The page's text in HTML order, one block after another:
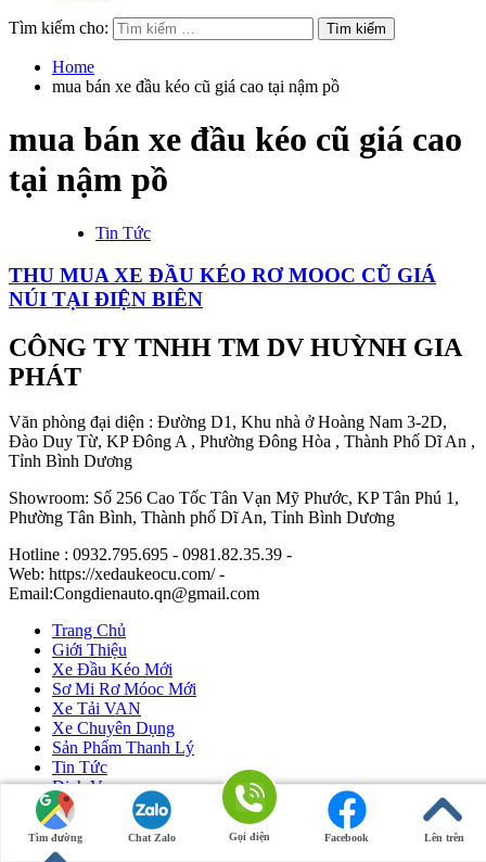
Tìm kiếm cho:
Home
mua bán xe đầu kéo cũ giá cao tại nậm pồ
mua bán xe đầu kéo cũ giá cao
tại nậm pồ
Tin Tức
THU MUA XE ĐẦU KÉO RƠ MOOC CŨ GIÁ
NÚI TẠI ĐIỆN BIÊN
CÔNG TY TNHH TM DV HUỲNH GIA
PHÁT
Văn phòng đại diện : Đường D1, Khu nhà ở Hoàng Nam 3-2D,
Đào Duy Từ, KP Đông A , Phường Đông Hòa , Thành Phố Dĩ An ,
Tỉnh Bình Dương
Showroom: Số 256 Cao Tốc Tân Vạn Mỹ Phước, KP Tân Phú 1,
Phường Tân Bình, Thành phố Dĩ An, Tỉnh Bình Dương
Hotline : 0932.795.695 - 0981.82.35.39 -
Web: https://xedaukeocu.com/ -
Email:Congdienauto.qn@gmail.com
Tìm đường Chat Zalo Gọi điện Facebook Lên trên
Trang Chủ
Giới Thiệu
Xe Đầu Kéo Mới
Sơ Mi Rơ Móoc Mới
Xe Tải VAN
Xe Chuyên Dụng
Sản Phẩm Thanh Lý
Tin Tức
Dịch Vụ
Liên Hệ
Ô Tô Huỳnh Gia Phát|Xe Đầu Kéo Mỹ by Huỳnh Gia Phát.